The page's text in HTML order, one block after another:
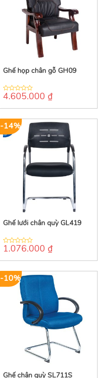
Ghế họp chân gỗ GH09
0
of
4.605.000 ₫
-14%
Ghế lưới chân quỳ GL419
0
of
1.076.000 ₫
-10%
Ghế chân quỳ SL711S